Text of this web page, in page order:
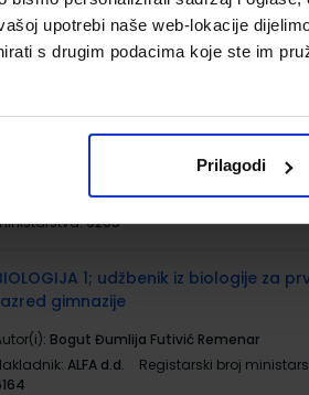
upotrebi naše web-lokacije
s drugim podacima koje ste im
Prilagodi
6233
Predrag Brođanac Leo Budin Zlatka
ŠKOLSKA KNJIGA d.d.
Registarski
6205
1; udžbenik iz biologije za
gimnazije
Bogut Đumlija Futivić Remenar
ALFA d.d.
Registarski broj